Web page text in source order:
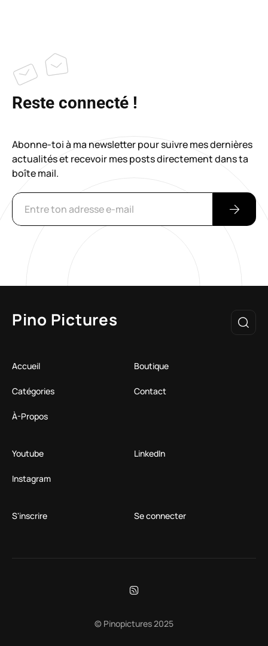
Reste connecté !
Abonne-toi à ma newsletter pour suivre mes dernières
actualités et recevoir mes posts directement dans ta
boîte mail.
Pino Pictures
Accueil Boutique
Catégories Contact
À-Propos
Youtube LinkedIn
Instagram
S'inscrire Se connecter
© Pinopictures 2025